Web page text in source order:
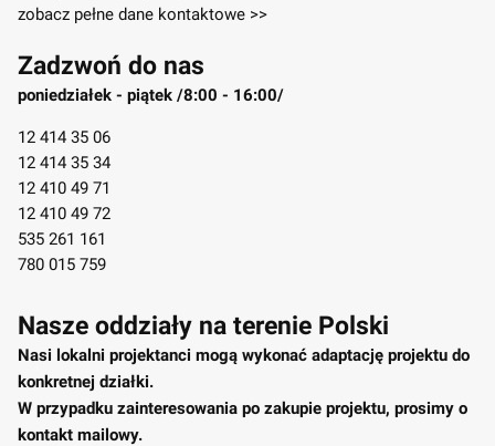
zobacz pełne dane kontaktowe >>
Zadzwoń do nas
poniedziałek - piątek /8:00 - 16:00/
12 414 35 06
12 414 35 34
12 410 49 71
12 410 49 72
535 261 161
780 015 759
Nasze oddziały na terenie Polski
Nasi lokalni projektanci mogą wykonać adaptację projektu do
konkretnej działki.
W przypadku zainteresowania po zakupie projektu, prosimy o
kontakt mailowy.